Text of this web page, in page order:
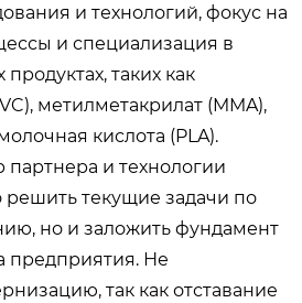
и технологий, фокус на
и специализация в
таких как
метилметакрилат (MMA),
кислота (PLA).
и технологии
решить текущие задачи по
но и заложить фундамент
предприятия. Не
так как отставание